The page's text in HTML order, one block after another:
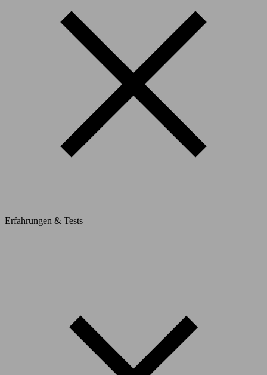
Erfahrungen & Tests